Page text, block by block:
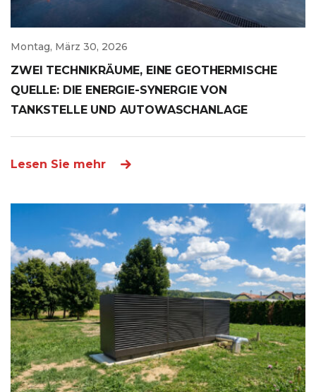
Montag, März 30, 2026
ZWEI TECHNIKRÄUME, EINE GEOTHERMISCHE
QUELLE: DIE ENERGIE-SYNERGIE VON
TANKSTELLE UND AUTOWASCHANLAGE
Lesen Sie mehr